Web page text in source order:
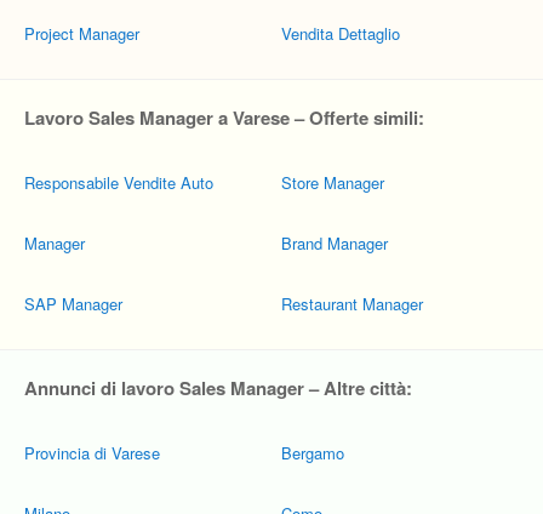
Project Manager Vendita Dettaglio
Lavoro Sales Manager a Varese – Offerte simili:
Responsabile Vendite Auto
Manager
SAP Manager
Store Manager
Brand Manager
Restaurant Manager
Annunci di lavoro Sales Manager – Altre città:
Provincia di Varese Bergamo